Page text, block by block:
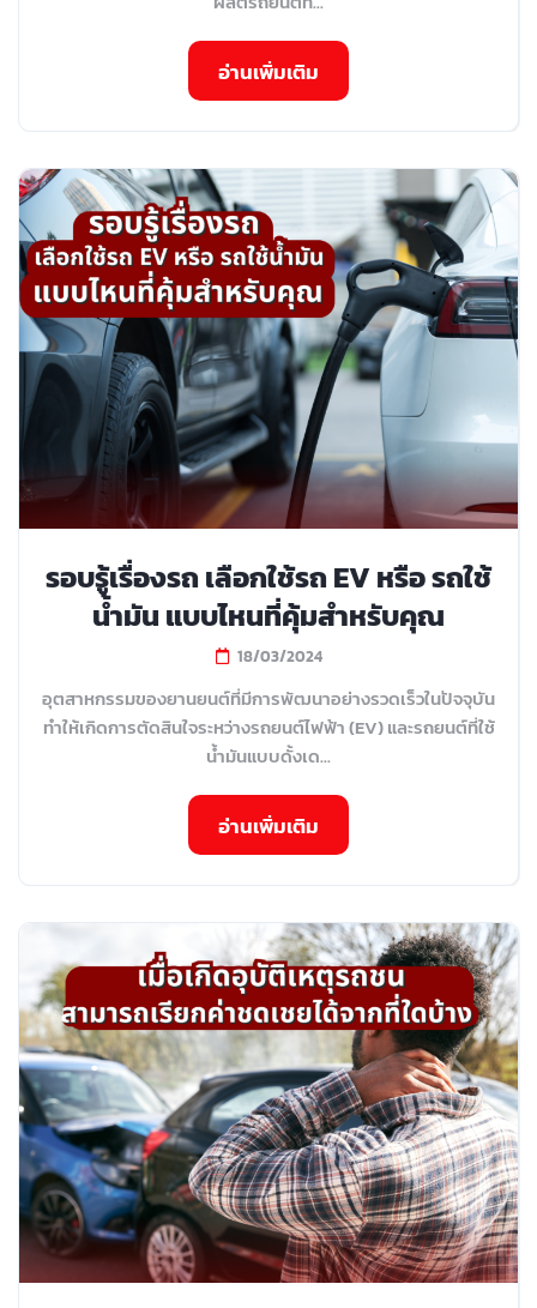
อ่านเพิ่มเติม
รอบรู้เรื่องรถ เลือกใช้รถ EV หรือ รถใช้
น้ำมัน แบบไหนที่คุ้มสำหรับคุณ
18/03/2024
อุตสาหกรรมของยานยนต์ที่มีการพัฒนาอย่างรวดเร็วในปัจจุบัน
ทำให้เกิดการตัดสินใจระหว่างรถยนต์ไฟฟ้า (EV) และรถยนต์ที่ใช้
น้ำมันแบบดั้งเด...
อ่านเพิ่มเติม